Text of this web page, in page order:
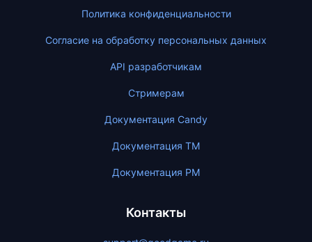
Политика конфиденциальности
Согласие на обработку персональных данных
API разработчикам
Стримерам
Документация Candy
Документация ТМ
Документация PM
Контакты